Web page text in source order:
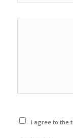
I agree to the